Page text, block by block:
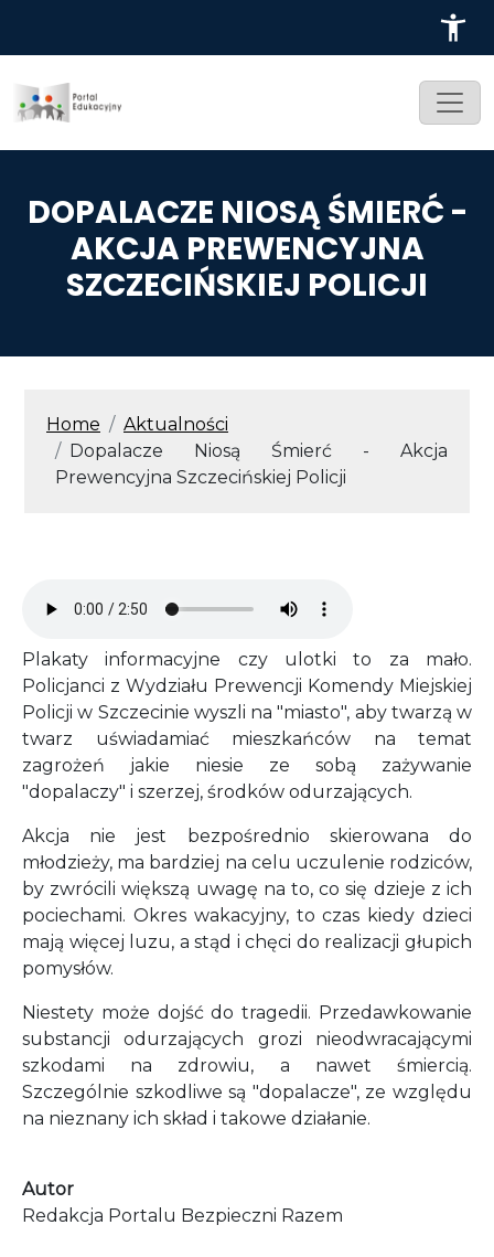
DOPALACZE NIOSĄ ŚMIERĆ -
AKCJA PREWENCYJNA
SZCZECIŃSKIEJ POLICJI
ŚCIEŻKA NAWIGACYJNA
Home
Aktualności
Dopalacze Niosą Śmierć - Akcja
Prewencyjna Szczecińskiej Policji
Plakaty informacyjne czy ulotki to za mało.
Policjanci z Wydziału Prewencji Komendy Miejskiej
Policji w Szczecinie wyszli na "miasto", aby twarzą w
twarz uświadamiać mieszkańców na temat
zagrożeń jakie niesie ze sobą zażywanie
"dopalaczy" i szerzej, środków odurzających.
Akcja nie jest bezpośrednio skierowana do
młodzieży, ma bardziej na celu uczulenie rodziców,
by zwrócili większą uwagę na to, co się dzieje z ich
pociechami. Okres wakacyjny, to czas kiedy dzieci
mają więcej luzu, a stąd i chęci do realizacji głupich
pomysłów.
Niestety może dojść do tragedii. Przedawkowanie
substancji odurzających grozi nieodwracającymi
szkodami na zdrowiu, a nawet śmiercią.
Szczególnie szkodliwe są "dopalacze", ze względu
na nieznany ich skład i takowe działanie.
Autor
Redakcja Portalu Bezpieczni Razem